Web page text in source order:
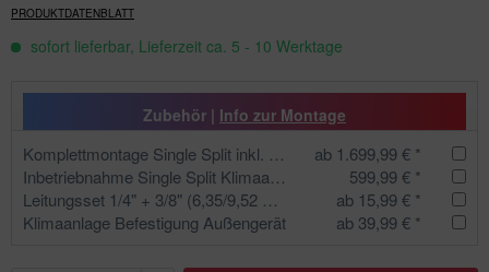
PRODUKTDATENBLATT
sofort lieferbar, Lieferzeit ca. 5 - 10 Werktage
Zubehör | Info zur Montage
Komplettmontage Single Split inkl. Inbetriebnahme für 1 Inneneinheit
ab 1.699,99 € *
Inbetriebnahme Single Split Klimaanlage
599,99 € *
Leitungsset 1/4" + 3/8" (6,35/9,52 mm) Isolierte Kältemittelleitung mit Kabel und Kondensatschlauch
ab 15,99 € *
Klimaanlage Befestigung Außengerät
ab 39,99 € *